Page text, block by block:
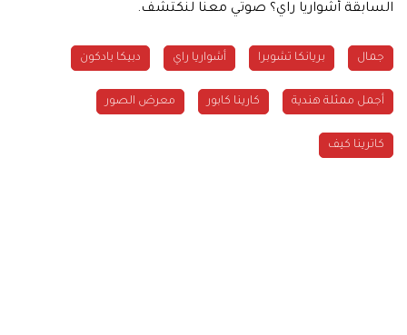
السابقة أشواريا راي؟ صوتي معنا لنكتشف.
جمال بريانكا تشوبرا أشواريا راي دبيكا بادكون
أجمل ممثلة هندية كارينا كابور معرض الصور
كاترينا كيف